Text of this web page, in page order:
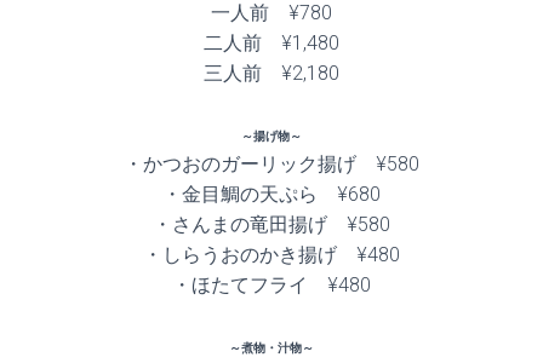
一人前 ¥780
二人前 ¥1,480
三人前 ¥2,180
～揚げ物～
・かつおのガーリック揚げ ¥580
・金目鯛の天ぷら ¥680
・さんまの竜田揚げ ¥580
・しらうおのかき揚げ ¥480
・ほたてフライ ¥480
～煮物・汁物～